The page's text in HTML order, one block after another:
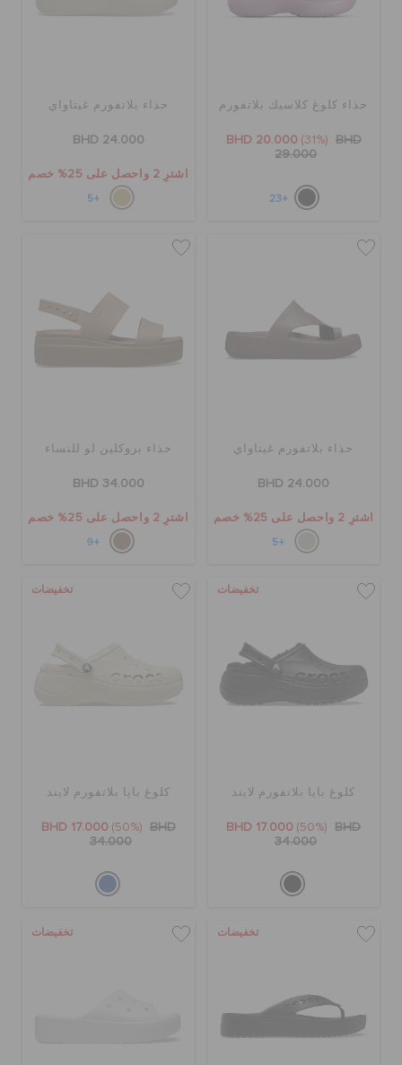
حذاء كلوغ كلاسيك بلاتفورم
BHD 20.000 (31%)
BHD
29.000
+23
حذاء بلاتفورم غيتاواي
BHD 24.000
اشترِ 2 واحصل على 25% خصم
+5
حذاء بلاتفورم غيتاواي
BHD 24.000
اشترِ 2 واحصل على 25% خصم
+5
حذاء بروكلين لو للنساء
BHD 34.000
اشترِ 2 واحصل على 25% خصم
+9
تخفيضات
كلوغ بايا بلاتفورم لايند
BHD 17.000 (50%)
BHD
34.000
تخفيضات
كلوغ بايا بلاتفورم لايند
BHD 17.000 (50%)
BHD
34.000
تخفيضات تخفيضات